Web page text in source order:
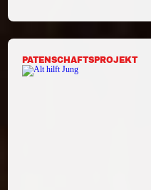
PATENSCHAFTSPROJEKT